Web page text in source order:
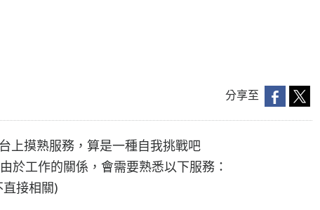
分享至
上摸熟服務，算是一種自我挑戰吧
於工作的關係，會需要熟悉以下服務：
直接相關)